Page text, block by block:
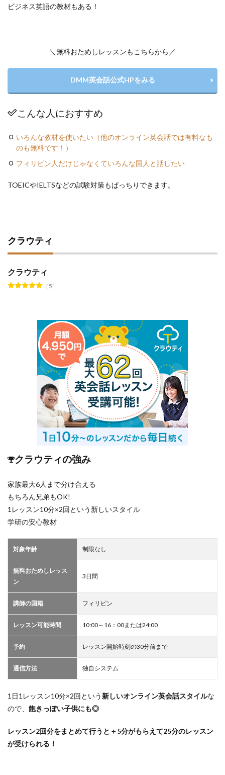
ビジネス英語の教材もある！
＼無料おためしレッスンもこちらから／
DMM英会話公式HPをみる
こんな人におすすめ
いろんな教材を使いたい（他のオンライン英会話では有料なも
のも無料です！）
フィリピン人だけじゃなくていろんな国人と話したい
TOEICやIELTSなどの試験対策もばっちりできます。
クラウティ
クラウティ
5
クラウティの強み
家族最大6人まで分け合える
もちろん兄弟もOK!
1レッスン10分×2回という新しいスタイル
学研の安心教材
対象年齢 制限なし
無料おためしレッス
ン
3日間
講師の国籍 フィリピン
レッスン可能時間 10:00～16：00または24:00
予約 レッスン開始時刻の30分前まで
通信方法 独自システム
1日1レッスン10分×2回という 新しいオンライン英会話スタイルな
ので、 飽きっぽい子供にも◎
レッスン2回分をまとめて行うと＋5分がもらえて25分のレッスン
が受けられる！